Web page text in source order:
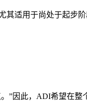
其适用于尚处于起步
”因此，ADI希望在